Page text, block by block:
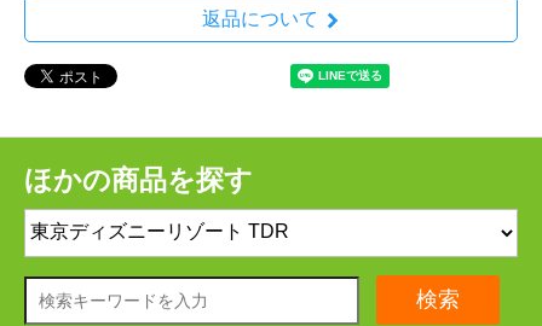
返品について
ほかの商品を探す
検索